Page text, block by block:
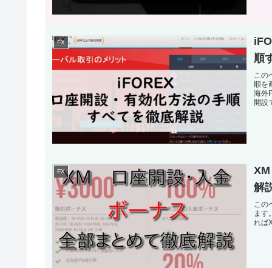
FX
順
この
順を
海外
開設
FX
解
この
ます
れば